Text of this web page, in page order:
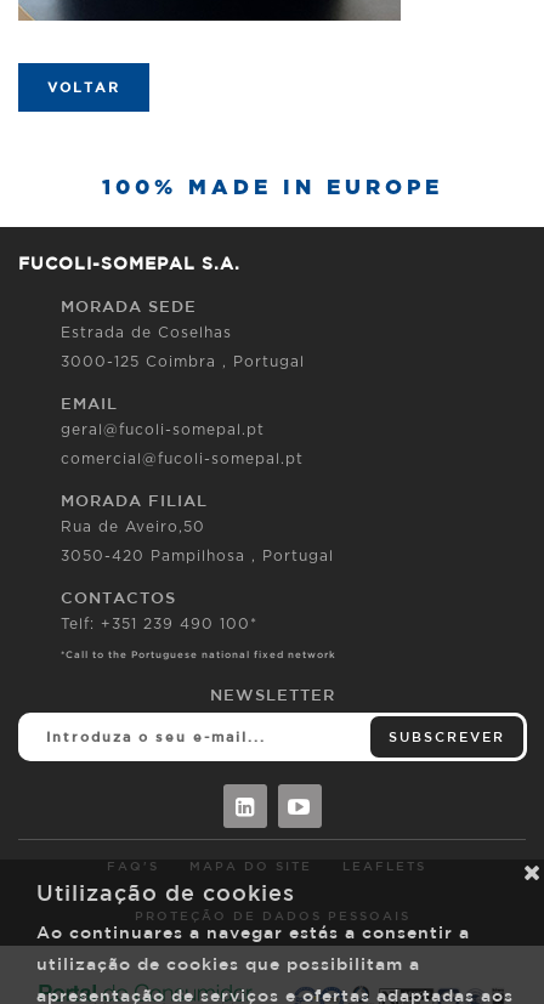
VOLTAR
100% MADE IN EUROPE
FUCOLI-SOMEPAL S.A.
MORADA SEDE
Estrada de Coselhas
3000-125 Coimbra , Portugal
EMAIL
geral@fucoli-somepal.pt
comercial@fucoli-somepal.pt
MORADA FILIAL
Rua de Aveiro,50
3050-420 Pampilhosa , Portugal
CONTACTOS
Telf: +351 239 490 100*
*Call to the Portuguese national fixed network
NEWSLETTER
SUBSCREVER
FAQ'S MAPA DO SITE LEAFLETS
PROTEÇÃO DE DADOS PESSOAIS
Utilização de cookies
Ao continuares a navegar estás a consentir a
utilização de cookies que possibilitam a
apresentação de serviços e ofertas adaptadas aos